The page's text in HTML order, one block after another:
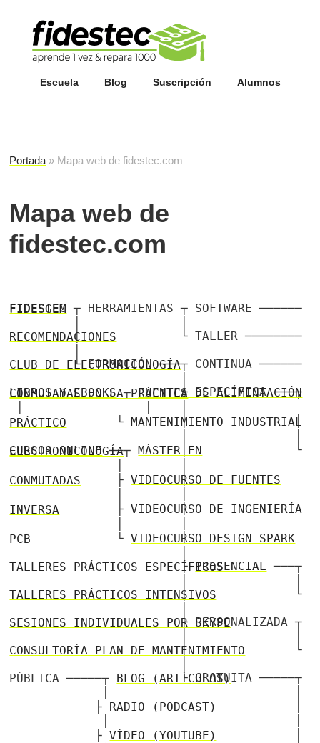
Escuela Blog Suscripción Alumnos
Portada » Mapa web de fidestec.com
Mapa web de
fidestec.com
FIDESTEC ┬ HERRAMIENTAS ┬ SOFTWARE ──────
FIDESGEM
│ └ TALLER ────────
RECOMENDACIONES
└ FORMACIÓN ───┬ CONTINUA ──────
CLUB DE ELECTRONICOLOGÍA
├ ESPECÍFICA ───┬
LIBROS Y EBOOKS┬
FUENTES DE ALIMENTACIÓN CONMUTADAS EN LA PRÁCTICA
│ │ └
MANTENIMIENTO INDUSTRIAL PRÁCTICO
│ └
CURSOS ONLINE──┬
MÁSTER EN ELECTRONICOLOGÍA
│ ├
VIDEOCURSO DE FUENTES CONMUTADAS
│ ├
VIDEOCURSO DE INGENIERÍA INVERSA
│ └
VIDEOCURSO DESIGN SPARK PCB
├PRESENCIAL ───┬
TALLERES PRÁCTICOS ESPECÍFICOS
│ └
TALLERES PRÁCTICOS INTENSIVOS
├ PERSONALIZADA ┬
SESIONES INDIVIDUALES POR SKYPE
│ └
CONSULTORÍA PLAN DE MANTENIMIENTO
└ GRATUITA ─────┬ PÚBLICA ─────┬ BLOG (ARTÍCULOS)
│ ├ RADIO (PODCAST)
│ ├VÍDEO (YOUTUBE)